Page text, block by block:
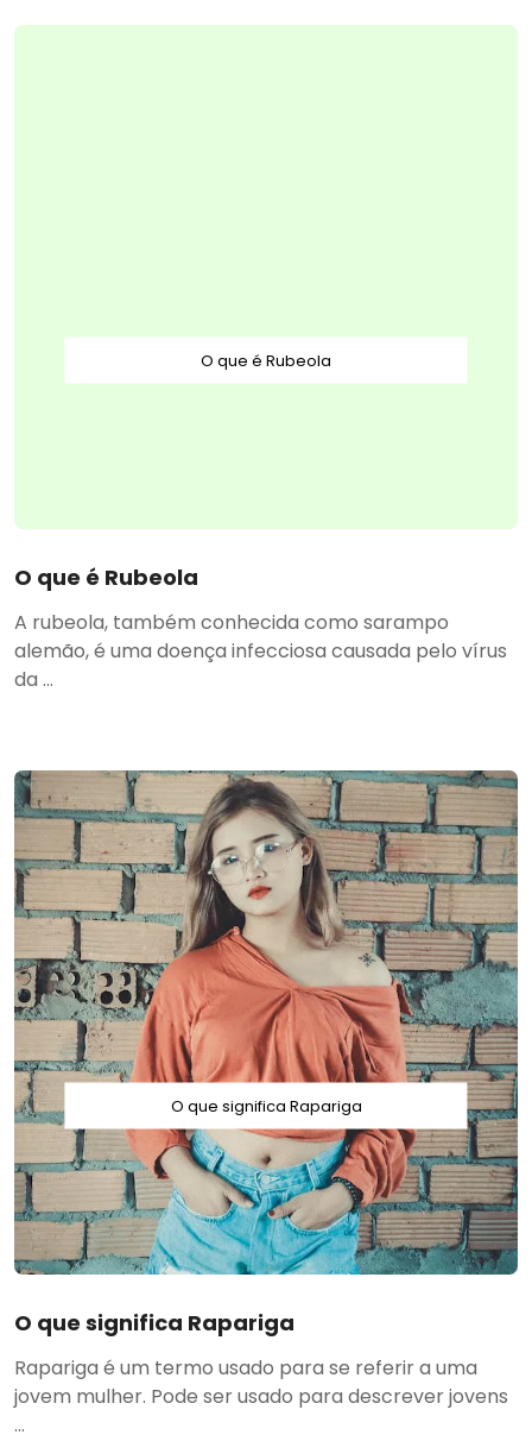
O que é Rubeola
O que é Rubeola
A rubeola, também conhecida como sarampo
alemão, é uma doença infecciosa causada pelo vírus
da ...
O que significa Rapariga
O que significa Rapariga
Rapariga é um termo usado para se referir a uma
jovem mulher. Pode ser usado para descrever jovens
...